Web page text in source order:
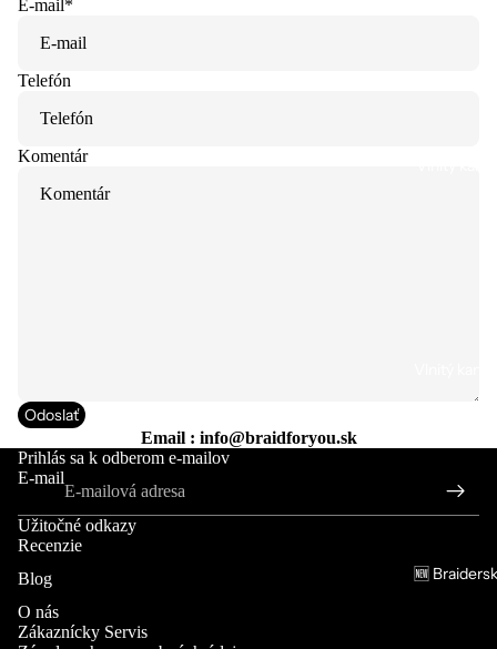
🆕
E-mail*
Telefón
Komentár
Odoslať
Email : info@braidforyou.sk
Prihlás sa k odberom e-mailov
E-mail
Užitočné odkazy
Recenzie
Blog
O nás
Zákaznícky Servis